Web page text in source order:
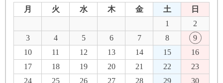
月 火 水 木 金 土
日
1
2
3
4 5 6 7 8
9
10
11 12 13 14 15
16
17
18 19 20 21 22
23
24
25 26 27 28 29
30